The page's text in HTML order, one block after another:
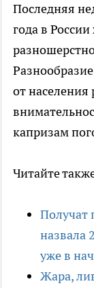
Последняя
года в
от
капризам
Читайте
Получат
назвала
уже в
Жара,